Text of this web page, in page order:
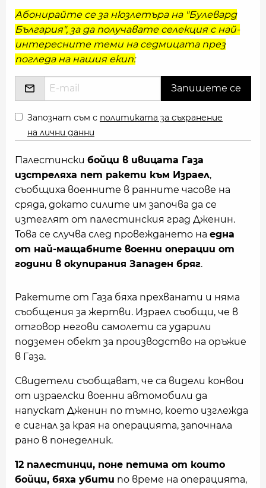
Абонирайте се за нюзлетъра на "Булевард
България", за да получавате селекция с най-
интересните теми на седмицата през
погледа на нашия екип:
Запознат съм с политиката за съхранение
на лични данни
Палестински бойци в ивицата Газа
изстреляха пет ракети към Израел,
съобщиха военните в ранните часове на
сряда, докато силите им започва да се
изтеглят от палестинския град Дженин.
Това се случва след провеждането на една
от най-мащабните военни операции от
години в окупирания Западен бряг.
Ракетите от Газа бяха прехванати и няма
съобщения за жертви. Израел съобщи, че в
отговор негови самолети са ударили
подземен обект за производство на оръжие
в Газа.
Свидетели съобщават, че са видели конвои
от израелски военни автомобили да
напускат Дженин по тъмно, което изглежда
е сигнал за края на операцията, започнала
рано в понеделник.
12 палестинци, поне петима от които
бойци, бяха убити по време на операцията,